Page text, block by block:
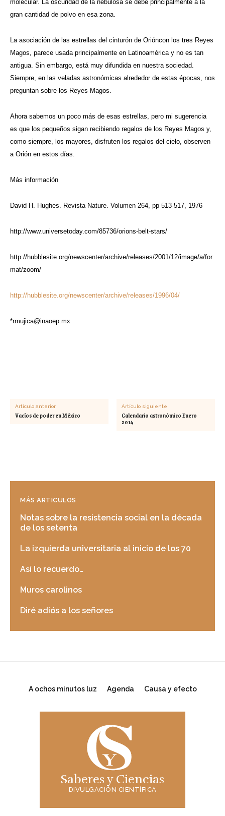
molecular. La oscuridad de la nebulosa se debe principalmente a la
gran cantidad de polvo en esa zona.
La asociación de las estrellas del cinturón de Orióncon los tres Reyes
Magos, parece usada principalmente en Latinoamérica y no es tan
antigua. Sin embargo, está muy difundida en nuestra sociedad.
Siempre, en las veladas astronómicas alrededor de estas épocas, nos
preguntan sobre los Reyes Magos.
Ahora sabemos un poco más de esas estrellas, pero mi sugerencia
es que los pequeños sigan recibiendo regalos de los Reyes Magos y,
como siempre, los mayores, disfruten los regalos del cielo, observen
a Orión en estos días.
Más información
David H. Hughes. Revista Nature. Volumen 264, pp 513-517, 1976
http://www.universetoday.com/85736/orions-belt-stars/
http://hubblesite.org/newscenter/archive/releases/2001/12/image/a/for
mat/zoom/
http://hubblesite.org/newscenter/archive/releases/1996/04/
*rmujica@inaoep.mx
Artículo anterior
Vacíos de poder en México
Artículo siguiente
Calendario astronómico Enero
2014
MÁS ARTICULOS
Notas sobre la resistencia social en la década
de los setenta
La izquierda universitaria al inicio de los 70
Así lo recuerdo…
Muros carolinos
Diré adiós a los señores
A ochos minutos luz Agenda Causa y efecto
Saberes y Ciencias
DIVULGACIÓN CIENTÍFICA